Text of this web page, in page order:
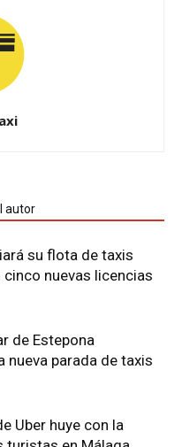
autor
su flota de taxis
nuevas licencias
de Estepona
nueva parada de taxis
Uber huye con la